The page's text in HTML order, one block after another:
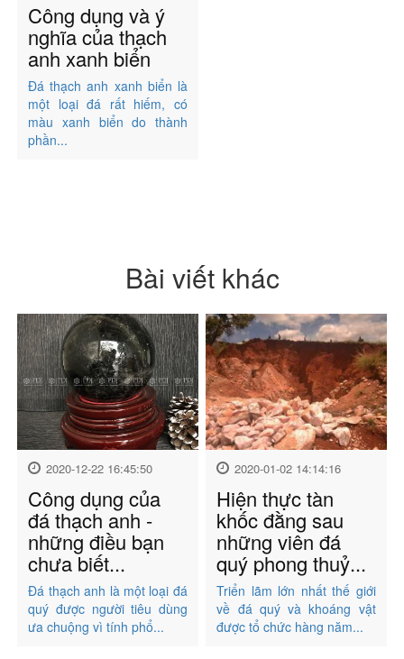
Công dụng và ý
nghĩa của thạch
anh xanh biển
Đá thạch anh xanh biển là
một loại đá rất hiếm, có
màu xanh biển do thành
phần...
Bài viết khác
2020-12-22 16:45:50
Công dụng của
đá thạch anh -
những điều bạn
chưa biết...
Đá thạch anh là một loại đá
quý được người tiêu dùng
ưa chuộng vì tính phổ...
2020-01-02 14:14:16
Hiện thực tàn
khốc đằng sau
những viên đá
quý phong thuỷ...
Triển lãm lớn nhất thế giới
về đá quý và khoáng vật
được tổ chức hàng năm...